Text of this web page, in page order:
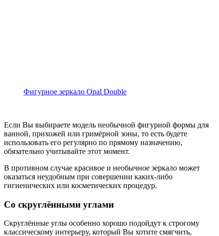
Фигурное зеркало Opal Double
Если Вы выбираете модель необычной фигурной формы для
ванной, прихожей или гримёрной зоны, то есть будете
использовать его регулярно по прямому назначению,
обязательно учитывайте этот момент.
В противном случае красивое и необычное зеркало может
оказаться неудобным при совершении каких-либо
гигиенических или косметических процедур.
Со скруглёнными углами
Скруглённые углы особенно хорошо подойдут к строгому
классическому интерьеру, который Вы хотите смягчить,